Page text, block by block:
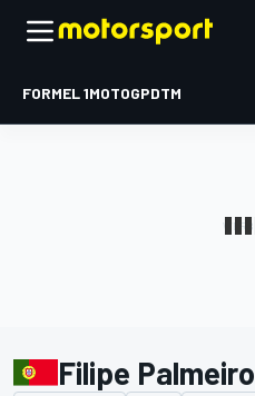
FORMEL 1MOTOGPDTM
Filipe Palmeiro